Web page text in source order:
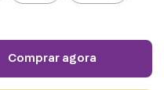
comprar agora